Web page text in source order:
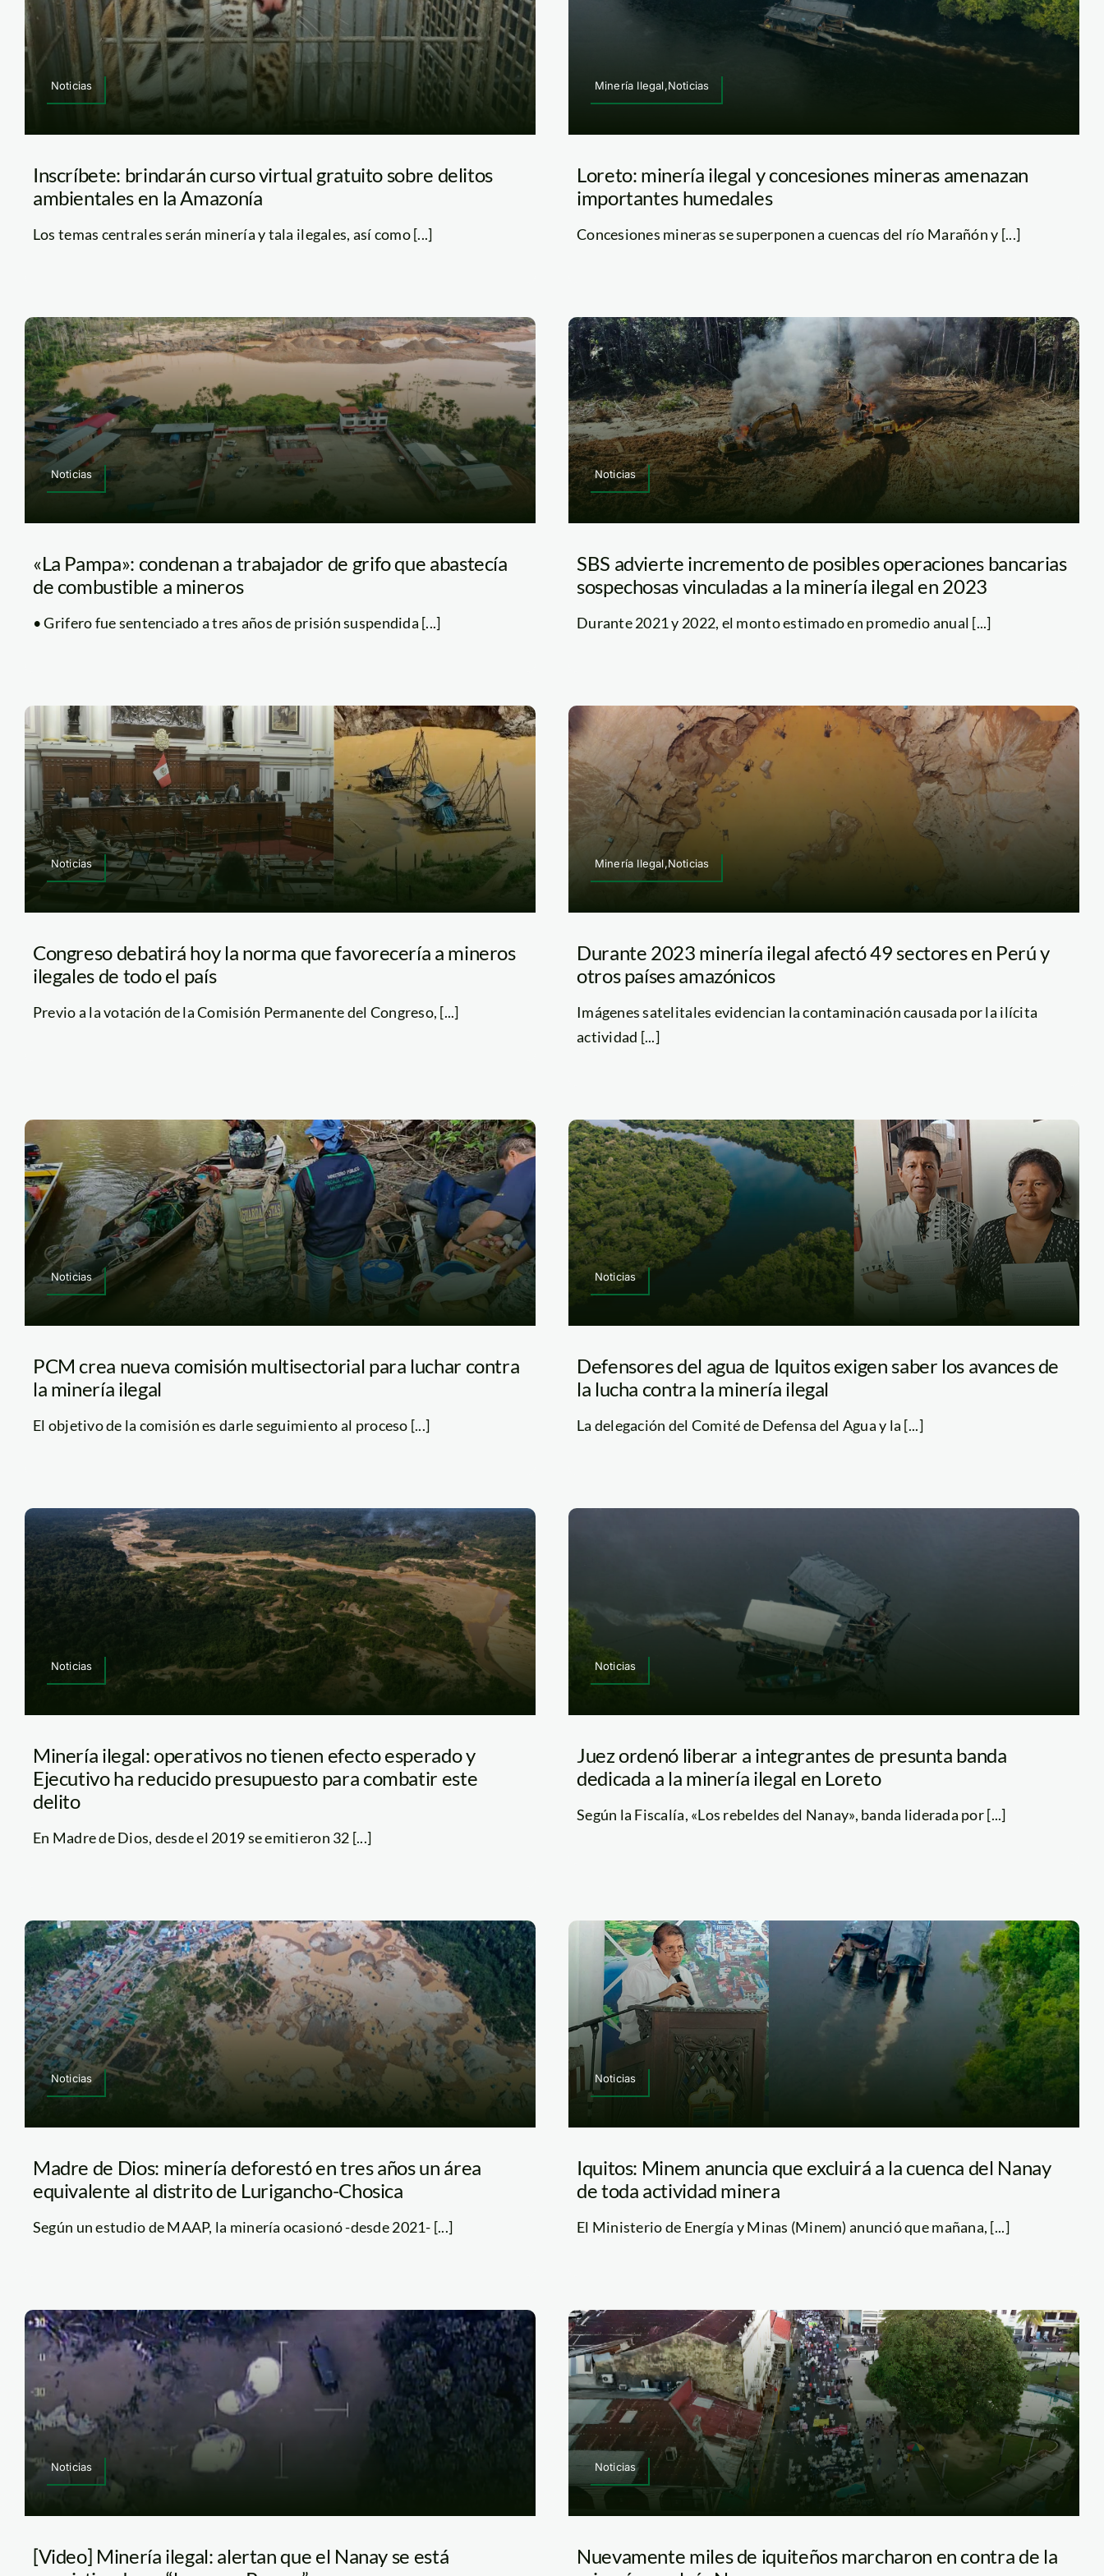
Noticias
Inscríbete: brindarán curso virtual gratuito sobre delitos
ambientales en la Amazonía
Los temas centrales serán minería y tala ilegales, así como [...]
Minería Ilegal,Noticias
Loreto: minería ilegal y concesiones mineras amenazan
importantes humedales
Concesiones mineras se superponen a cuencas del río Marañón y [...]
Noticias
«La Pampa»: condenan a trabajador de grifo que abastecía
de combustible a mineros
• Grifero fue sentenciado a tres años de prisión suspendida [...]
Noticias
SBS advierte incremento de posibles operaciones bancarias
sospechosas vinculadas a la minería ilegal en 2023
Durante 2021 y 2022, el monto estimado en promedio anual [...]
Noticias
Congreso debatirá hoy la norma que favorecería a mineros
ilegales de todo el país
Previo a la votación de la Comisión Permanente del Congreso, [...]
Minería Ilegal,Noticias
Durante 2023 minería ilegal afectó 49 sectores en Perú y
otros países amazónicos
Imágenes satelitales evidencian la contaminación causada por la ilícita
actividad [...]
Noticias
PCM crea nueva comisión multisectorial para luchar contra
la minería ilegal
El objetivo de la comisión es darle seguimiento al proceso [...]
Noticias
Defensores del agua de Iquitos exigen saber los avances de
la lucha contra la minería ilegal
La delegación del Comité de Defensa del Agua y la [...]
Noticias
Minería ilegal: operativos no tienen efecto esperado y
Ejecutivo ha reducido presupuesto para combatir este
delito
En Madre de Dios, desde el 2019 se emitieron 32 [...]
Noticias
Juez ordenó liberar a integrantes de presunta banda
dedicada a la minería ilegal en Loreto
Según la Fiscalía, «Los rebeldes del Nanay», banda liderada por [...]
Noticias
Madre de Dios: minería deforestó en tres años un área
equivalente al distrito de Lurigancho-Chosica
Según un estudio de MAAP, la minería ocasionó -desde 2021- [...]
Noticias
Iquitos: Minem anuncia que excluirá a la cuenca del Nanay
de toda actividad minera
El Ministerio de Energía y Minas (Minem) anunció que mañana, [...]
Noticias
[Video] Minería ilegal: alertan que el Nanay se está
Noticias
Nuevamente miles de iquiteños marcharon en contra de la